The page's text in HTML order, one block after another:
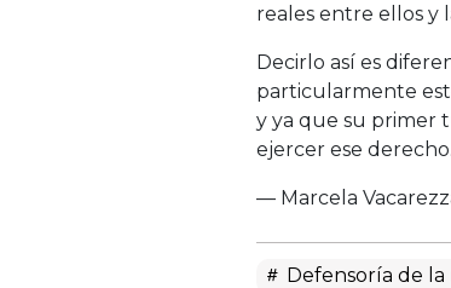
reales entre ellos y
Decirlo así es
particularmente
y ya que su primer
ejercer ese derecho.
— Marcela
Defensoría de la